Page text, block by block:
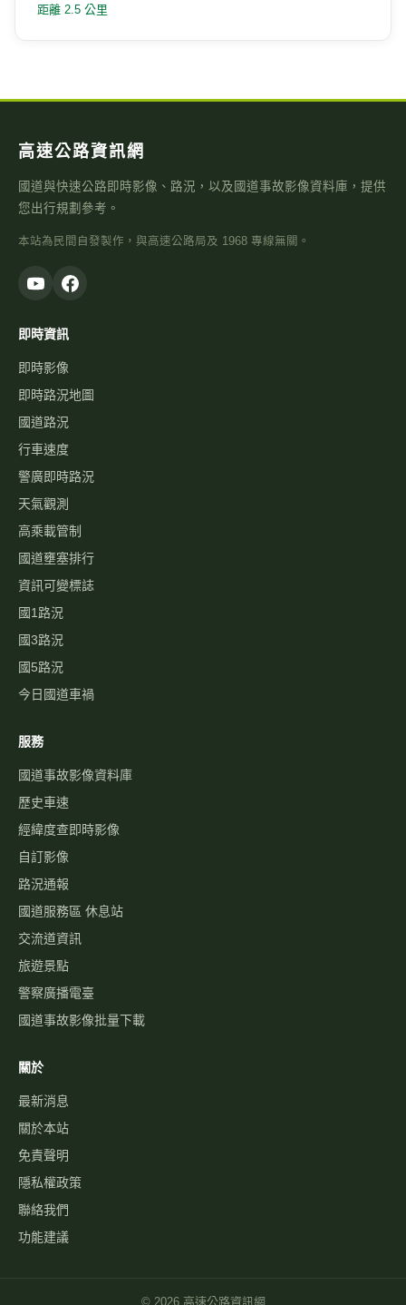
距離 2.5 公里
高速公路資訊網
國道與快速公路即時影像、路況，以及國道事故影像資料庫，提供
您出行規劃參考。
本站為民間自發製作，與高速公路局及 1968 專線無關。
即時資訊
即時影像
即時路況地圖
國道路況
行車速度
警廣即時路況
天氣觀測
高乘載管制
國道壅塞排行
資訊可變標誌
國1路況
國3路況
國5路況
今日國道車禍
服務
國道事故影像資料庫
歷史車速
經緯度查即時影像
自訂影像
路況通報
國道服務區 休息站
交流道資訊
旅遊景點
警察廣播電臺
國道事故影像批量下載
關於
最新消息
關於本站
免責聲明
隱私權政策
聯絡我們
功能建議
© 2026高速公路資訊網